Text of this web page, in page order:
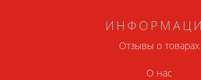
Отзывы о товарах
О нас